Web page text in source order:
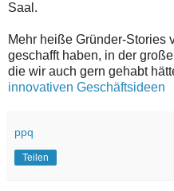
Saal.
Mehr heiße Gründer-Stories
geschafft haben, in der
die wir auch gern gehabt
innovativen Geschäftsideen
ppq
Teilen